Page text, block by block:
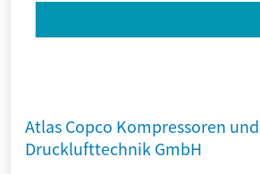
Atlas Copco Kompressoren und
Drucklufttechnik GmbH